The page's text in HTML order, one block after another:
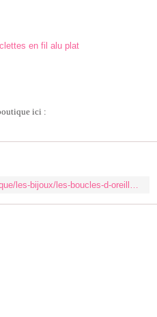
ici :
http://www.danslatelierdesandrine.fr/boutique/les-bijoux/les-boucles-d-oreilles/boucles-d-oreilles-bouclettes.html